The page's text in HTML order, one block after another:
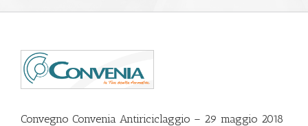
Convegno Convenia Antiriciclaggio – 29 maggio 2018